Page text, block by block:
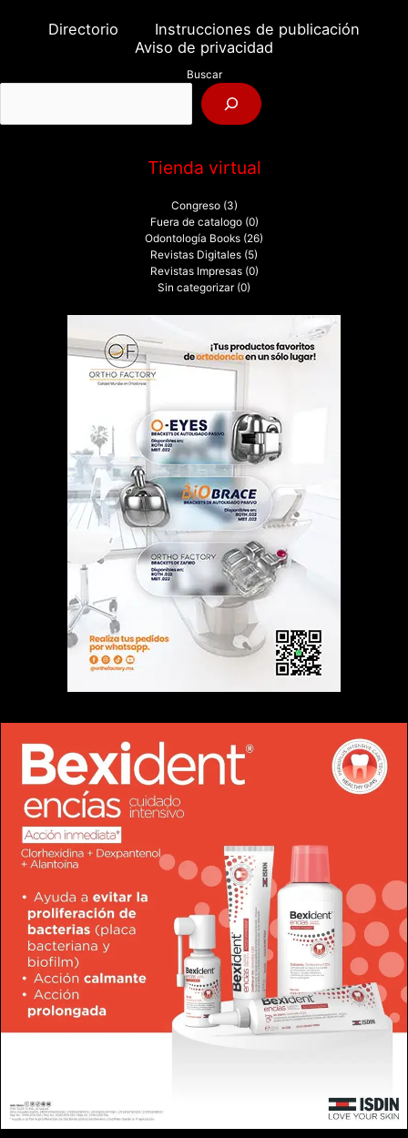
o
:
Directorio
Instrucciones de publicación
Aviso de privacidad
Buscar
Tienda virtual
Congreso (3)
Fuera de catalogo (0)
Odontología Books (26)
Revistas Digitales (5)
Revistas Impresas (0)
Sin categorizar (0)